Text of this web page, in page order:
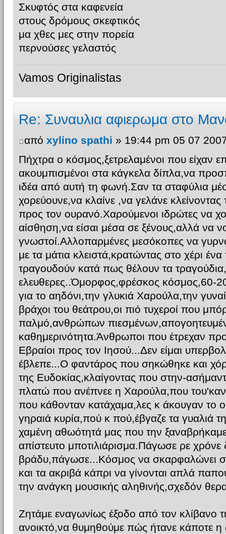
Σκυφτός στα καφενεία
στους δρόμους σκεφτικός
μα χθες μες στην πορεία
περνούσες γελαστός
Vamos Originalistas
Re: Συναυλια αφιερωμα στο
από xylino spathi » 19:44 pm 05 07
Πήχτρα ο κόσμος,ξετρελαμένοι που είχαν
ακουμπισμένοι στα κάγκελα δίπλα,να
ιδέα από αυτή τη φωνή.Σαν τα σταφύλια
χορεύουνε,να κλαίνε ,να γελάνε κλείνοντας
προς τον ουρανό.Χαρούμενοι ιδρώτες να
αίσθηση,να είσαι μέσα σε ξένους,αλλά να
γνωστοί.Αλλοπαρμένες μεσόκοπες να
με τα μάτια κλειστά,κρατώντας στο χέρι
τραγουδούν κατά πως θέλουν τα
ελευθερες..Όμορφος,φρέσκος κόσμος,60-
για το αηδόνι,την γλυκιά Χαρούλα,την
βράχοι του θεάτρου,οι πιό τυχεροί που
παλμό,ανθρώπων
καθημερινότητα.Άνθρωποι που έτρεχαν
Εβραίοι προς τον Ιησού...Δεν είμαι
έβλεπε...Ο φαντάρος που σηκώθηκε και
της Ευδοκίας,κλαίγοντας που στην-
πλατώ που ανέπνεε η Χαρούλα,που
που κάθονταν κατάχαμα,λες κ άκουγαν το
γηραιά κυρία,πού κ πού,έβγαζε τα γυαλιά
χαμένη αθωότητά μας που την
απίστευτο μποτιλιάρισμα.Πάγωσε ρε χρόνε
βράδυ,πάγωσε...Κόσμος να σκαρφαλώνει
και τα ακριβά κάπρι να γίνονται απλά
την ανάγκη μουσικής αληθινής,σχεδόν
Ζητάμε εναγωνίως έξοδο από τον κλίβανο
ανοικτό,να θυμηθούμε πώς ήτανε κάποτε